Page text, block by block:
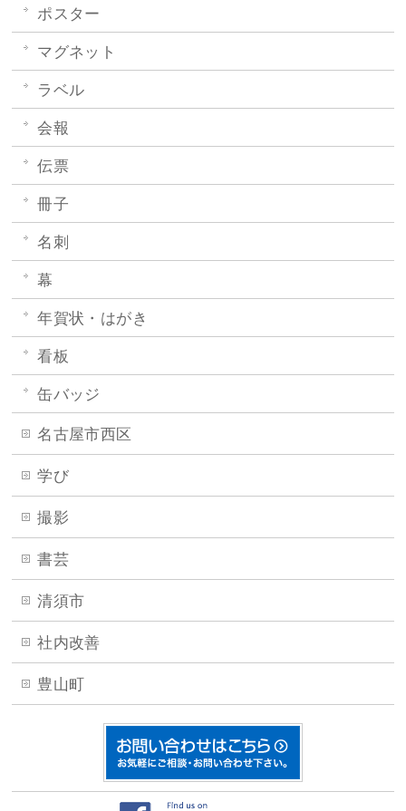
ポスター
マグネット
ラベル
会報
伝票
冊子
名刺
幕
年賀状・はがき
看板
缶バッジ
名古屋市西区
学び
撮影
書芸
清須市
社内改善
豊山町